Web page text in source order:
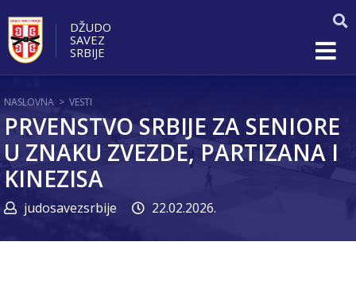
DŽUDO
SAVEZ
SRBIJE
NASLOVNA > VESTI
PRVENSTVO SRBIJE ZA SENIORE
U ZNAKU ZVEZDE, PARTIZANA I
KINEZISA
judosavezsrbije 22.02.2026.